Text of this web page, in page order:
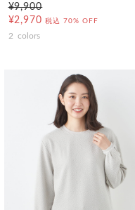
¥9,900
¥2,970 税込 70% OFF
2 colors